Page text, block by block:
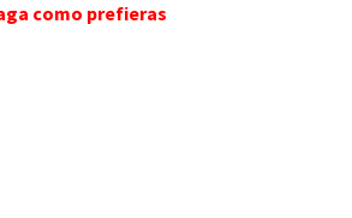
como prefieras